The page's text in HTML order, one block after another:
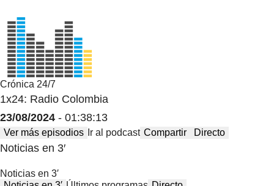
Crónica 24/7
1x24: Radio Colombia
23/08/2024 - 01:38:13
Ver más episodios Ir al podcast Compartir Directo
Noticias en 3′
Noticias en 3′